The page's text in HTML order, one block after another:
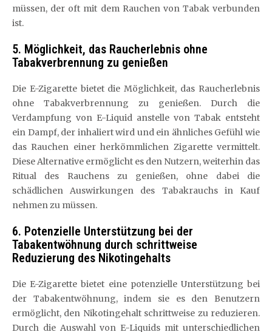
müssen, der oft mit dem Rauchen von Tabak verbunden
ist.
5. Möglichkeit, das Raucherlebnis ohne
Tabakverbrennung zu genießen
Die E-Zigarette bietet die Möglichkeit, das Raucherlebnis
ohne Tabakverbrennung zu genießen. Durch die
Verdampfung von E-Liquid anstelle von Tabak entsteht
ein Dampf, der inhaliert wird und ein ähnliches Gefühl wie
das Rauchen einer herkömmlichen Zigarette vermittelt.
Diese Alternative ermöglicht es den Nutzern, weiterhin das
Ritual des Rauchens zu genießen, ohne dabei die
schädlichen Auswirkungen des Tabakrauchs in Kauf
nehmen zu müssen.
6. Potenzielle Unterstützung bei der
Tabakentwöhnung durch schrittweise
Reduzierung des Nikotingehalts
Die E-Zigarette bietet eine potenzielle Unterstützung bei
der Tabakentwöhnung, indem sie es den Benutzern
ermöglicht, den Nikotingehalt schrittweise zu reduzieren.
Durch die Auswahl von E-Liquids mit unterschiedlichen